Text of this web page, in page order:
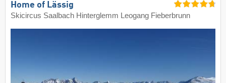
Home of Lässig
Skicircus Saalbach Hinterglemm Leogang Fieberbrunn